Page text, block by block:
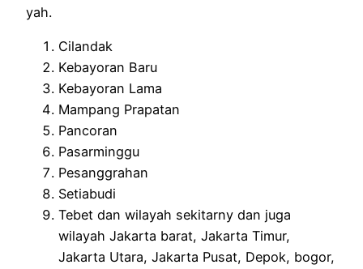
yah.
Cilandak
Kebayoran Baru
Kebayoran Lama
Mampang Prapatan
Pancoran
Pasarminggu
Pesanggrahan
Setiabudi
Tebet dan wilayah sekitarny dan juga
wilayah Jakarta barat, Jakarta Timur,
Jakarta Utara, Jakarta Pusat, Depok, bogor,